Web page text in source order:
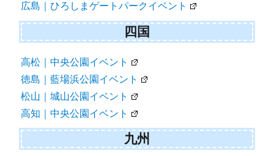
広島｜ひろしまゲートパークイベント
四国
高松｜中央公園イベント
徳島｜藍場浜公園イベント
松山｜城山公園イベント
高知｜中央公園イベント
九州